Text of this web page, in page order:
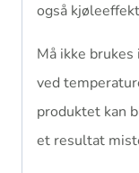
også
Må ikke
ved
produktet kan
et resultat